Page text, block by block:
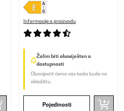
Informacije o proizvodu
Želim biti obaviješten o
dostupnosti
Obavijestit ćemo vas kada bude na
skladištu.
Pojedinosti